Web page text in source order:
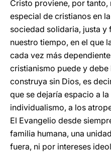
Cristo proviene, por
especial de cristianos en
sociedad solidaria, justa y
nuestro tiempo, en el que
cada vez más
cristianismo puede y
construya sin Dios, es
que se dejaría espacio a
individualismo, a los
El Evangelio desde
familia humana, una
fuera, ni por intereses